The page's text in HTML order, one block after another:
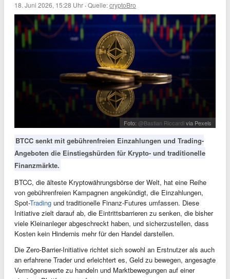
18. Juni 2026, 15:28 Uhr ·Quelle:cryptoBro
Foto: @Bastian Riccardivia Pexels
BTCC senkt mit gebührenfreien Einzahlungen und Trading-
Angeboten die Einstiegshürden für Krypto- und traditionelle
Finanzmärkte.
BTCC, die älteste Kryptowährungsbörse der Welt, hat eine Reihe
von gebührenfreien Kampagnen angekündigt, die Einzahlungen,
Spot-Trading und traditionelle Finanz-Futures umfassen. Diese
Initiative zielt darauf ab, die Eintrittsbarrieren zu senken, die bisher
viele Kleinanleger abgeschreckt haben, und sicherzustellen, dass
Kosten kein Hindernis mehr für den Handel darstellen.
Die Zero-Barrier-Initiative richtet sich sowohl an Erstnutzer als auch
an erfahrene Trader und erleichtert es, Geld zu bewegen, angesagte
Vermögenswerte zu handeln und Marktbewegungen auf einer